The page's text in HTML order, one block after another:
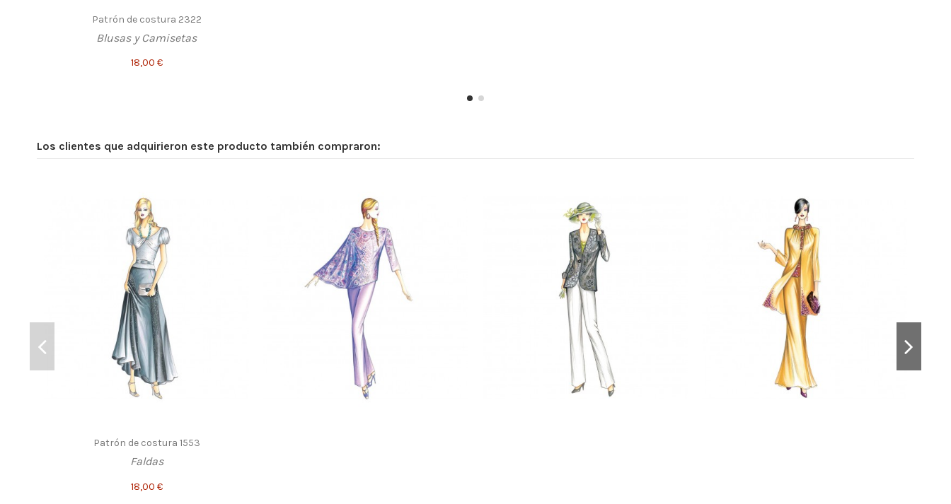
Patrón de costura 2322
Blusas y Camisetas
18,00 €
Los clientes que adquirieron este producto también compraron:
Patrón de costura 1553
Faldas
18,00 €